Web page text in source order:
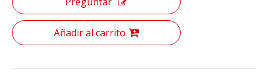
Añadir al carrito